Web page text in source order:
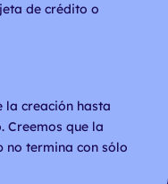
de crédito o
la creación hasta
Creemos que la
no termina con sólo